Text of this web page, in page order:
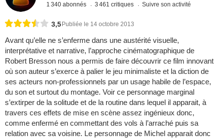
1 340 abonnés 3 461 critiques Suivre son activité
3,5 Publiée le 14 octobre 2013
Avant qu’elle ne s’enferme dans une austérité visuelle,
interprétative et narrative, l’approche cinématographique de
Robert Bresson nous a permis de faire découvrir ce film innovant
où son auteur s’exerce à palier le jeu minimaliste et la diction de
ses acteurs non-professionnels par un usage habile de l’espace,
du son et surtout du montage. Voir ce personnage marginal
s’extirper de la solitude et de la routine dans lequel il apparait, à
travers ces effets de mise en scène assez ingénieux donc,
comme enfermé en commettant des vols à l’arraché puis sa
relation avec sa voisine. Le personnage de Michel apparait donc